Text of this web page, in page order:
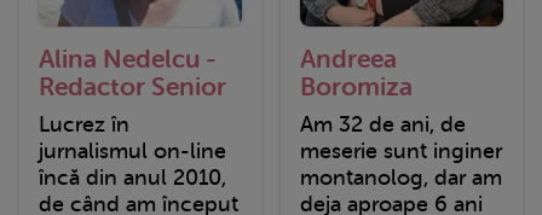
Alina Nedelcu -
Redactor Senior
Lucrez în
jurnalismul on-line
încă din anul 2010,
de când am început
Andreea
Boromiza
Am 32 de ani, de
meserie sunt inginer
montanolog, dar am
deja aproape 6 ani